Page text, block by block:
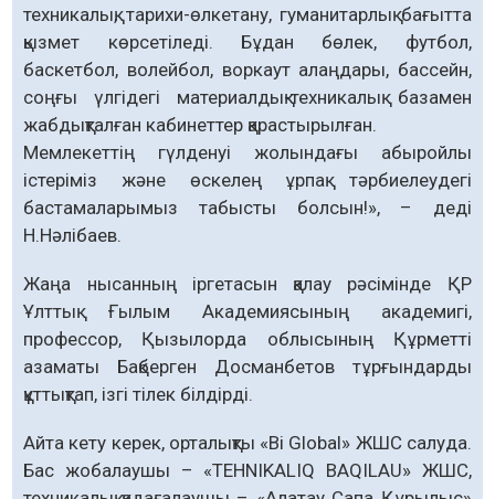
техникалық, тарихи-өлкетану, гуманитарлық бағытта
қызмет көрсетіледі. Бұдан бөлек, футбол,
баскетбол, волейбол, воркаут алаңдары, бассейн,
соңғы үлгідегі материалдық-техникалық базамен
жабдықталған кабинеттер қарастырылған.
Мемлекеттің гүлденуі жолындағы абыройлы
істеріміз және өскелең ұрпақ тәрбиелеудегі
бастамаларымыз табысты болсын!», – деді
Н.Нәлібаев.
Жаңа нысанның іргетасын қалау рәсімінде ҚР
Ұлттық Ғылым Академиясының академигі,
профессор, Қызылорда облысының Құрметті
азаматы Бақберген Досманбетов тұрғындарды
құттықтап, ізгі тілек білдірді.
Айта кету керек, орталықты «Bi Global» ЖШС салуда.
Бас жобалаушы – «TEHNIKALIQ BAQILAU» ЖШС,